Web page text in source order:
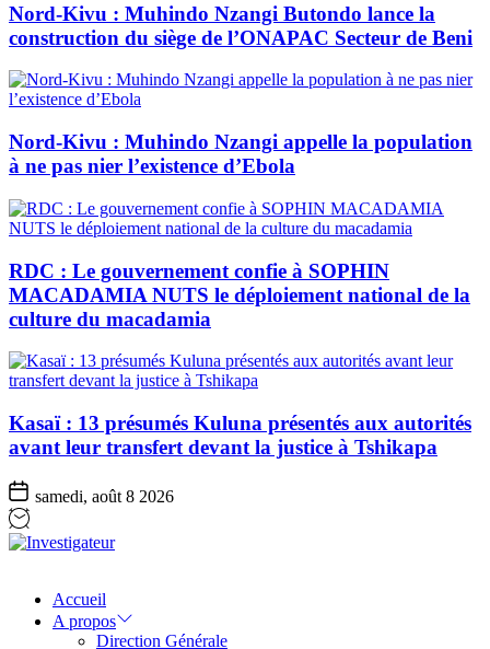
Nord-Kivu : Muhindo Nzangi Butondo lance la
construction du siège de l’ONAPAC Secteur de Beni
Nord-Kivu : Muhindo Nzangi appelle la population
à ne pas nier l’existence d’Ebola
RDC : Le gouvernement confie à SOPHIN
MACADAMIA NUTS le déploiement national de la
culture du macadamia
Kasaï : 13 présumés Kuluna présentés aux autorités
avant leur transfert devant la justice à Tshikapa
samedi, août 8 2026
Accueil
A propos
Direction Générale